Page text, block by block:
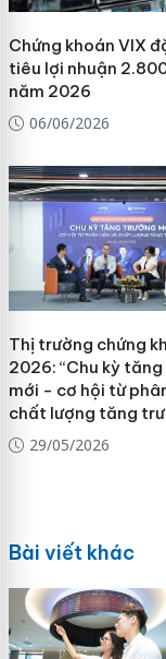
Chứng khoán VIX
tiêu lợi nhuận
năm 2026
06/06/2026
Thị trường chứng
2026: “Chu kỳ
mới - cơ hội từ
chất lượng tăng
29/05/2026
Bài viết khác